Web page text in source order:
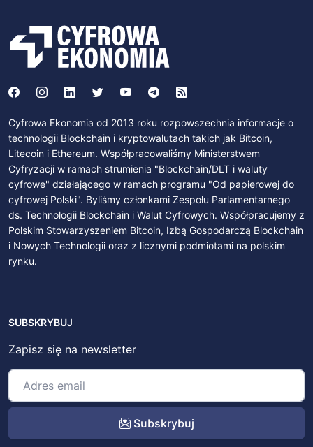
Cyfrowa Ekonomia od 2013 roku rozpowszechnia informacje o
technologii Blockchain i kryptowalutach takich jak Bitcoin,
Litecoin i Ethereum. Współpracowaliśmy Ministerstwem
Cyfryzacji w ramach strumienia "Blockchain/DLT i waluty
cyfrowe" działającego w ramach programu "Od papierowej do
cyfrowej Polski". Byliśmy członkami Zespołu Parlamentarnego
ds. Technologii Blockchain i Walut Cyfrowych. Współpracujemy z
Polskim Stowarzyszeniem Bitcoin, Izbą Gospodarczą Blockchain
i Nowych Technologii oraz z licznymi podmiotami na polskim
rynku.
SUBSKRYBUJ
Zapisz się na newsletter
Subskrybuj